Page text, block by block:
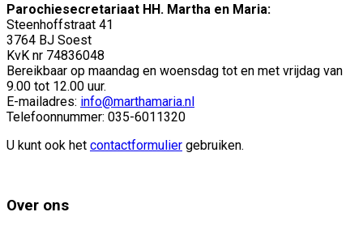
Parochiesecretariaat HH. Martha en Maria:
Steenhoffstraat 41
3764 BJ Soest
KvK nr 74836048
Bereikbaar op maandag en woensdag tot en met vrijdag van
9.00 tot 12.00 uur.
E-mailadres: info@marthamaria.nl
Telefoonnummer: 035-6011320
U kunt ook het contactformulier gebruiken.
Over ons